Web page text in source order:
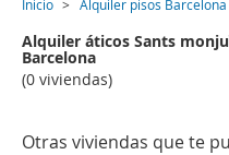
Inicio Alquiler pisos
Alquiler áticos Sants
Barcelona
(0 viviendas)
Otras viviendas que te